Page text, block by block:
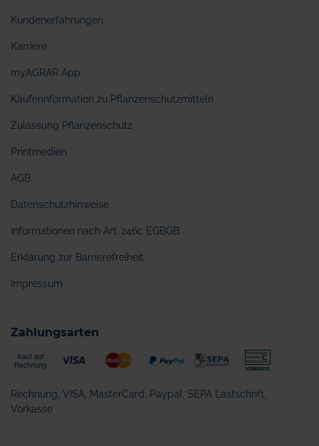
Kundenerfahrungen
Karriere
myAGRAR App
Käuferinformation zu Pflanzenschutzmitteln
Zulassung Pflanzenschutz
Printmedien
AGB
Datenschutzhinweise
Informationen nach Art. 246c EGBGB
Erklärung zur Barrierefreiheit
Impressum
Zahlungsarten
Rechnung, VISA, MasterCard, Paypal, SEPA Lastschrift,
Vorkasse